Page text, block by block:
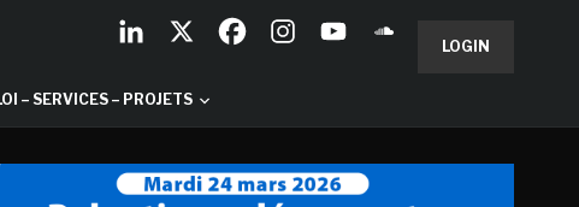
LOGIN
– SERVICES – PROJETS